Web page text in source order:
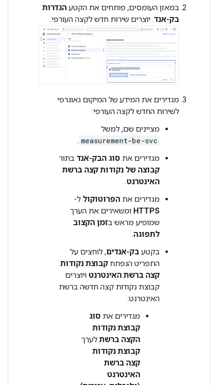
במאזן העומסים, פותחים את הקטע הגדרות
בק-אנד. יוצרים שירות חדש לקצה העורפי.
מגדירים את המידע של המיקום גאוגרפי
לשירות החדש לקצה העורפי:
מציינים שם, למשל
measurement-be-svc
.
מגדירים את סוג הבק-אנד בתור
קבוצה של נקודות קצה ברשת
האינטרנט.
מגדירים את הפרוטוקול ל-
HTTPS ומשאירים את הערך
שמופיע מראש בזמן הקצוב
לתפוגה.
בקטע בק-אנדים, לוחצים על
התפריט הנפתח קבוצת נקודות
קצה ברשת האינטרנט ויוצרים
קבוצת נקודות קצה חדשה ברשת
האינטרנט:
מגדירים את סוג
קבוצת נקודות
הקצה ברשת לערך
קבוצת נקודות
קצה ברשת
האינטרנט